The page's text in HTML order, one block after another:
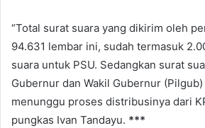
“Total surat suara yang dikirim oleh
94.631 lembar ini, sudah termasuk
suara untuk PSU. Sedangkan surat
Gubernur dan Wakil Gubernur
menunggu proses distribusinya dari
pungkas Ivan Tandayu. ***